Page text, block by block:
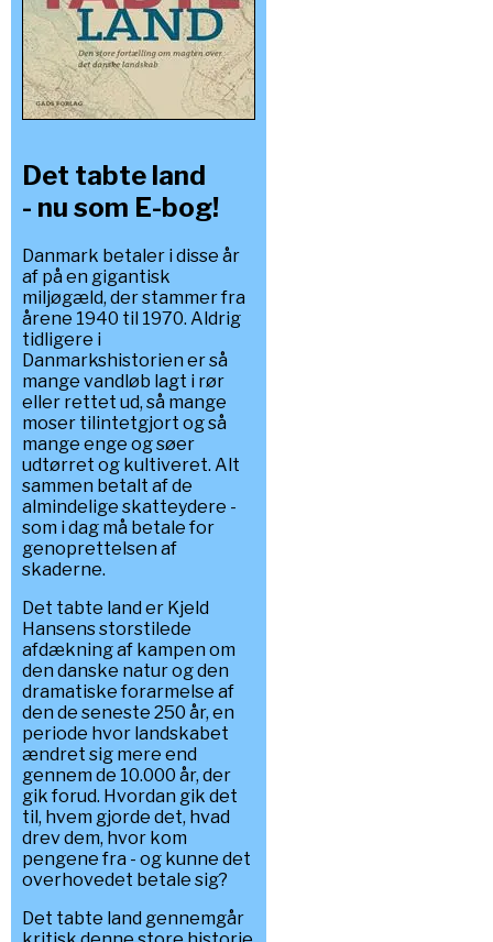
Det tabte land
- nu som E-bog!
Danmark betaler i disse år
af på en gigantisk
miljøgæld, der stammer fra
årene 1940 til 1970. Aldrig
tidligere i
Danmarkshistorien er så
mange vandløb lagt i rør
eller rettet ud, så mange
moser tilintetgjort og så
mange enge og søer
udtørret og kultiveret. Alt
sammen betalt af de
almindelige skatteydere -
som i dag må betale for
genoprettelsen af
skaderne.
Det tabte land er Kjeld
Hansens storstilede
afdækning af kampen om
den danske natur og den
dramatiske forarmelse af
den de seneste 250 år, en
periode hvor landskabet
ændret sig mere end
gennem de 10.000 år, der
gik forud. Hvordan gik det
til, hvem gjorde det, hvad
drev dem, hvor kom
pengene fra - og kunne det
overhovedet betale sig?
Det tabte land gennemgår